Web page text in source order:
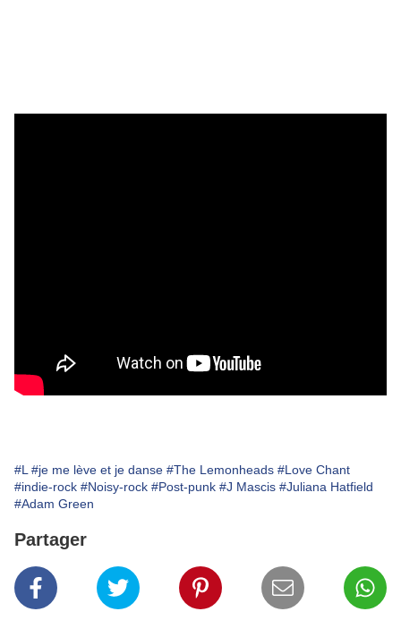
#L #je me lève et je danse #The Lemonheads #Love Chant
#indie-rock #Noisy-rock #Post-punk #J Mascis #Juliana Hatfield
#Adam Green
Partager